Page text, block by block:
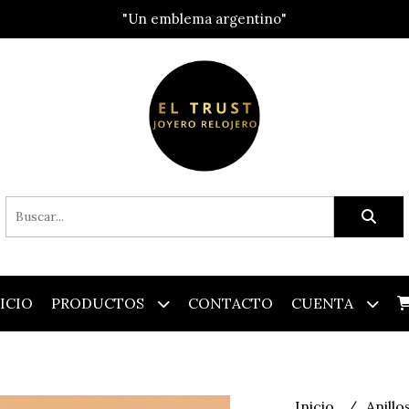
"Un emblema argentino"
PRODUCTOS CONTACTO CUENTA